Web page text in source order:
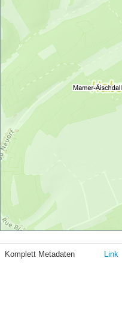
Komplett Metadaten Link